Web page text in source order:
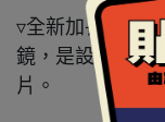
▿全新加長型內
鏡，是設計在安
片。